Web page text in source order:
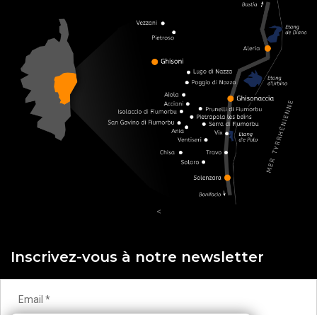
<
Inscrivez-vous à notre newsletter